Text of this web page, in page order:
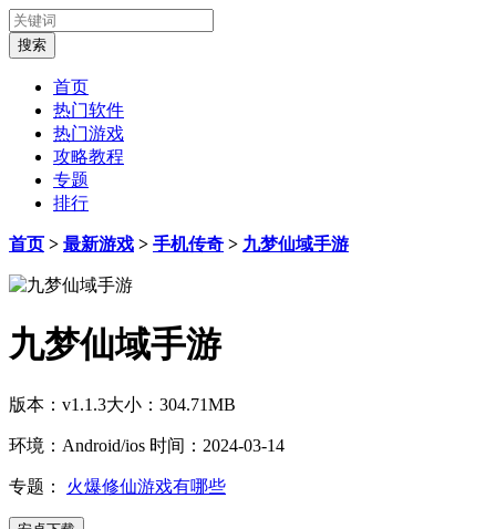
首页
热门软件
热门游戏
攻略教程
专题
排行
首页 > 最新游戏 > 手机传奇 > 九梦仙域手游
九梦仙域手游
版本：v1.1.3大小：304.71MB
环境：Android/ios 时间：2024-03-14
专题： 火爆修仙游戏有哪些